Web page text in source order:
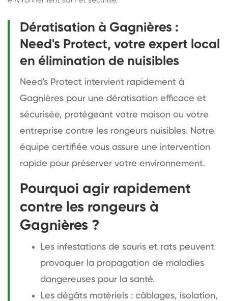
Dératisation à Gagnières :
Need's Protect, votre expert local
en élimination de nuisibles
Need's Protect intervient rapidement à
Gagnières pour une dératisation efficace et
sécurisée, protégeant votre maison ou votre
entreprise contre les rongeurs nuisibles. Notre
équipe certifiée vous assure une intervention
rapide pour préserver votre environnement.
Pourquoi agir rapidement
contre les rongeurs à
Gagnières ?
Les infestations de souris et rats peuvent
provoquer la propagation de maladies
dangereuses pour la santé.
Les dégâts matériels : câblages, isolation,